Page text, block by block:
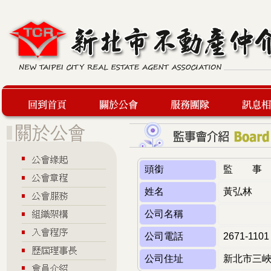
服務團隊 最新訊息
頭銜 監 事
姓名 黃弘林
公司名稱
公司電話 2671-1101
公司住址 新北市三